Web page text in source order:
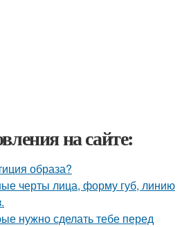
на сайте:
образа?
черты лица, форму губ, линию
нужно сделать тебе перед